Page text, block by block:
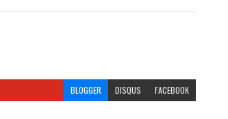
BLOGGER DISQUS FACEBOOK